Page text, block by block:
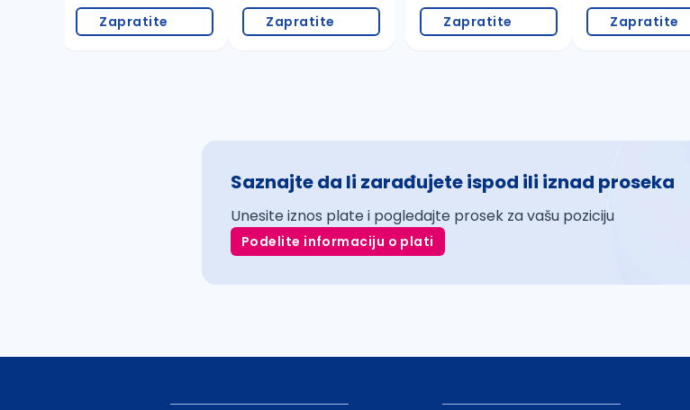
Zapratite Zapratite Zapratite Zapratite
Saznajte da li zarađujete ispod ili iznad proseka
Unesite iznos plate i pogledajte prosek za vašu poziciju
Podelite informaciju o plati